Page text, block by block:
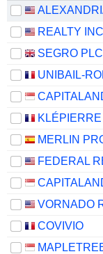
SEGRO PLC
KLÉPIERRE
COVIVIO